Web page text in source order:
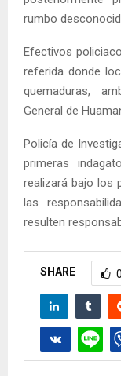
rumbo
Efectivos
referida donde
quemaduras,
General de
Policía de
primeras
realizará bajo los
las
resulten
SHARE 0